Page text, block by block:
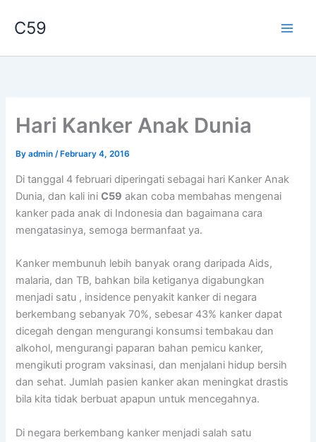
C59
Hari Kanker Anak Dunia
Byadmin/ February 4, 2016
Di tanggal 4 februari diperingati sebagai hari Kanker Anak
Dunia, dan kali iniC59 akan coba membahas mengenai
kanker pada anak di Indonesia dan bagaimana cara
mengatasinya, semoga bermanfaat ya.
Kanker membunuh lebih banyak orang daripada Aids,
malaria, dan TB, bahkan bila ketiganya digabungkan
menjadi satu , insidence penyakit kanker di negara
berkembang sebanyak 70%, sebesar 43% kanker dapat
dicegah dengan mengurangi konsumsi tembakau dan
alkohol, mengurangi paparan bahan pemicu kanker,
mengikuti program vaksinasi, dan menjalani hidup bersih
dan sehat. Jumlah pasien kanker akan meningkat drastis
bila kita tidak berbuat apapun untuk mencegahnya.
Di negara berkembang kanker menjadi salah satu